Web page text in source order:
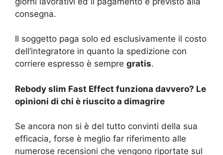
consegna.
Il soggetto paga solo ed esclusivamente il costo
dell’integratore in quanto la spedizione con
corriere espresso è sempre gratis.
Rebody slim Fast Effect funziona davvero? Le
opinioni di chi è riuscito a dimagrire
Se ancora non si è del tutto convinti della sua
efficacia, forse è meglio far riferimento alle
numerose recensioni che vengono riportate sul